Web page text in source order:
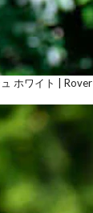
ホワイト | Rover